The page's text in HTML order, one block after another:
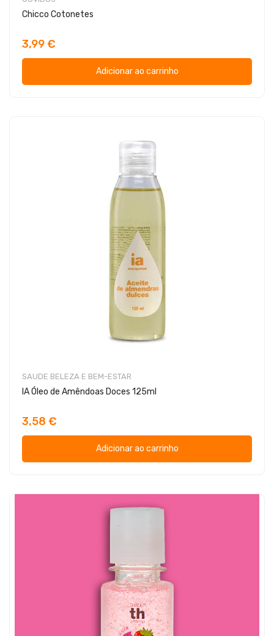
Chicco Cotonetes
3,99 €
Adicionar ao carrinho
SAUDE BELEZA E BEM-ESTAR
IA Óleo de Amêndoas Doces 125ml
3,58 €
Adicionar ao carrinho